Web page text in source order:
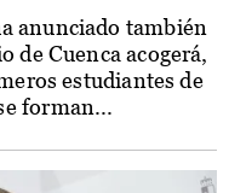
anunciado también
de Cuenca acogerá,
estudiantes de
forman...